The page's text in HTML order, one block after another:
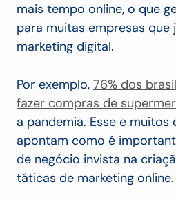
mais tempo online, o que
para muitas empresas que
marketing digital.
Por exemplo, 76% dos
fazer compras de
a pandemia. Esse e
apontam como é
de negócio invista na
táticas de marketing online.